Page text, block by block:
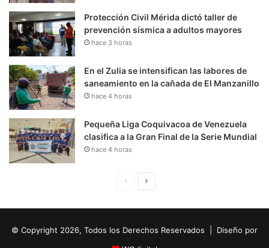
Protección Civil Mérida dictó taller de
prevención sísmica a adultos mayores
hace 3 horas
En el Zulia se intensifican las labores de
saneamiento en la cañada de El Manzanillo
hace 4 horas
Pequeña Liga Coquivacoa de Venezuela
clasifica a la Gran Final de la Serie Mundial
hace 4 horas
i
u
© Copyright 2026, Todos los Derechos Reservados | Diseño por